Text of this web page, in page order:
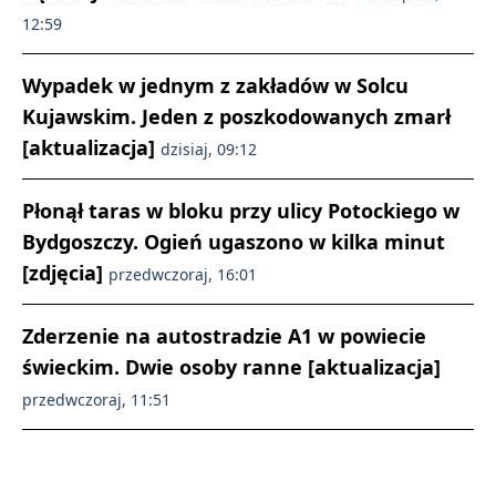
12:59
Wypadek w jednym z zakładów w Solcu
Kujawskim. Jeden z poszkodowanych zmarł
[aktualizacja] dzisiaj, 09:12
Płonął taras w bloku przy ulicy Potockiego w
Bydgoszczy. Ogień ugaszono w kilka minut
[zdjęcia] przedwczoraj, 16:01
Zderzenie na autostradzie A1 w powiecie
świeckim. Dwie osoby ranne [aktualizacja]
przedwczoraj, 11:51